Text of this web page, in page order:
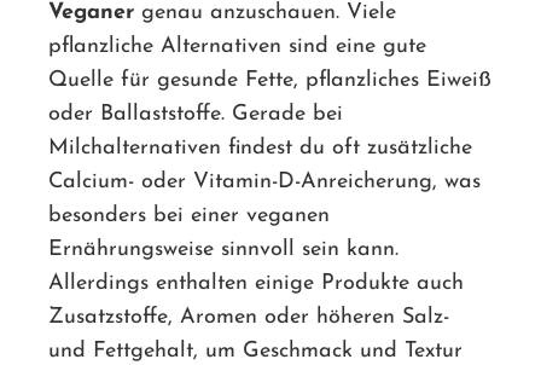
Veganer genau anzuschauen. Viele
pflanzliche Alternativen sind eine gute
Quelle für gesunde Fette, pflanzliches Eiweiß
oder Ballaststoffe. Gerade bei
Milchalternativen findest du oft zusätzliche
Calcium- oder Vitamin-D-Anreicherung, was
besonders bei einer veganen
Ernährungsweise sinnvoll sein kann.
Allerdings enthalten einige Produkte auch
Zusatzstoffe, Aromen oder höheren Salz-
und Fettgehalt, um Geschmack und Textur